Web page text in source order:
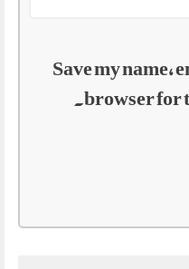
Save my name,
browser for